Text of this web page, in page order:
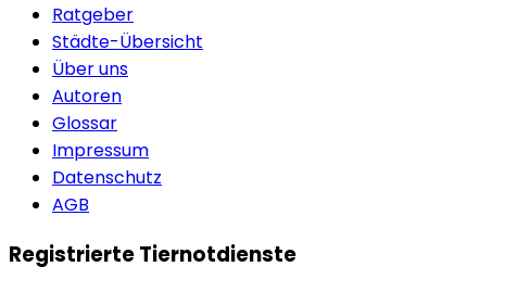
Ratgeber
Städte-Übersicht
Über uns
Autoren
Glossar
Impressum
Datenschutz
AGB
Registrierte Tiernotdienste